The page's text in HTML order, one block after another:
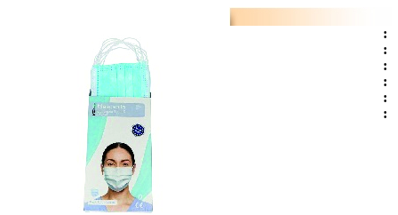
:
:
:
:
:
: